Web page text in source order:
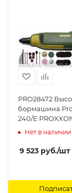
PRO28472
бормашина
240/E
Нет в наличии
9 523 руб./шт